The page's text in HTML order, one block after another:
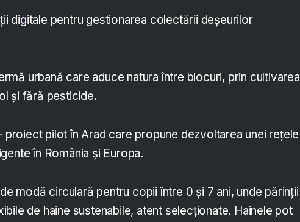
digitale pentru gestionarea colectării deșeurilor
urbană care aduce natura între blocuri, prin cultivarea
și fără pesticide.
proiect pilot în Arad care propune dezvoltarea unei rețele
în România și Europa.
modă circulară pentru copii între 0 și 7 ani, unde părinții
de haine sustenabile, atent selecționate. Hainele pot